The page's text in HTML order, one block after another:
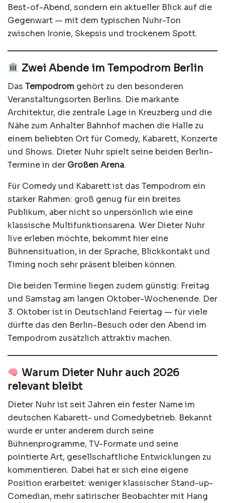
Best-of-Abend, sondern ein aktueller Blick auf die
Gegenwart — mit dem typischen Nuhr-Ton
zwischen Ironie, Skepsis und trockenem Spott.
Zwei Abende im Tempodrom Berlin
Das Tempodrom gehört zu den besonderen
Veranstaltungsorten Berlins. Die markante
Architektur, die zentrale Lage in Kreuzberg und die
Nähe zum Anhalter Bahnhof machen die Halle zu
einem beliebten Ort für Comedy, Kabarett, Konzerte
und Shows. Dieter Nuhr spielt seine beiden Berlin-
Termine in der Großen Arena.
Für Comedy und Kabarett ist das Tempodrom ein
starker Rahmen: groß genug für ein breites
Publikum, aber nicht so unpersönlich wie eine
klassische Multifunktionsarena. Wer Dieter Nuhr
live erleben möchte, bekommt hier eine
Bühnensituation, in der Sprache, Blickkontakt und
Timing noch sehr präsent bleiben können.
Die beiden Termine liegen zudem günstig: Freitag
und Samstag am langen Oktober-Wochenende. Der
3. Oktober ist in Deutschland Feiertag — für viele
dürfte das den Berlin-Besuch oder den Abend im
Tempodrom zusätzlich attraktiv machen.
Warum Dieter Nuhr auch 2026
relevant bleibt
Dieter Nuhr ist seit Jahren ein fester Name im
deutschen Kabarett- und Comedybetrieb. Bekannt
wurde er unter anderem durch seine
Bühnenprogramme, TV-Formate und seine
pointierte Art, gesellschaftliche Entwicklungen zu
kommentieren. Dabei hat er sich eine eigene
Position erarbeitet: weniger klassischer Stand-up-
Comedian, mehr satirischer Beobachter mit Hang